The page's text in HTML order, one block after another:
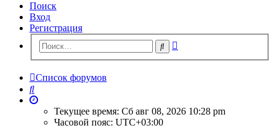
Поиск
Вход
Регистрация
Поиск
Список форумов
Поиск
Текущее время: Сб авг 08, 2026 10:28 pm
Часовой пояс: UTC+03:00